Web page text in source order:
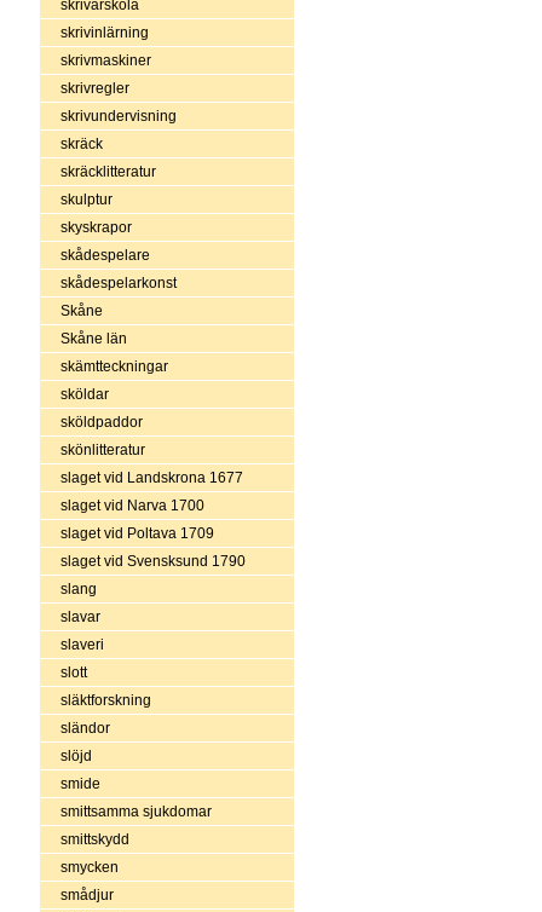
skrivarskola
skrivinlärning
skrivmaskiner
skrivregler
skrivundervisning
skräck
skräcklitteratur
skulptur
skyskrapor
skådespelare
skådespelarkonst
Skåne
Skåne län
skämtteckningar
sköldar
sköldpaddor
skönlitteratur
slaget vid Landskrona 1677
slaget vid Narva 1700
slaget vid Poltava 1709
slaget vid Svensksund 1790
slang
slavar
slaveri
slott
släktforskning
sländor
slöjd
smide
smittsamma sjukdomar
smittskydd
smycken
smådjur